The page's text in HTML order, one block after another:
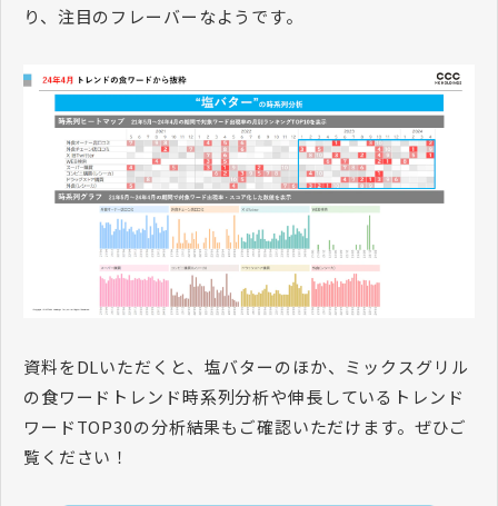
り、注目のフレーバーなようです。
資料をDLいただくと、塩バターのほか、ミックスグリル
の食ワードトレンド時系列分析や伸長しているトレンド
ワードTOP30の分析結果もご確認いただけます。ぜひご
覧ください！